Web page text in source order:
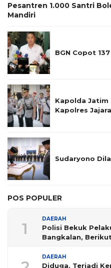
Pesantren 1.000 Santri
Mandiri
BGN Copot
Kapolda Jatim
Kapolres
Sudaryono
POS POPULER
1
DAERAH
Polisi Bekuk
Bangkalan,
DAERAH
Diduga, Terjadi